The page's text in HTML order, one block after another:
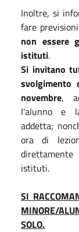
Inoltre, si
fare
non essere
istituti.
Si invitano
svolgimento
novembre,
l'alunno e
addetta;
ora di
istituti.
SI
MINORE/
SOLO.